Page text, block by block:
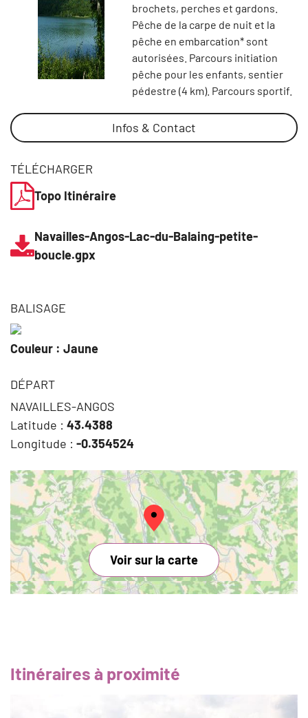
brochets, perches et gardons.
Pêche de la carpe de nuit et la
pêche en embarcation* sont
autorisées. Parcours initiation
pêche pour les enfants, sentier
pédestre (4 km). Parcours sportif.
Infos & Contact
TÉLÉCHARGER
Topo Itinéraire
Navailles-Angos-Lac-du-Balaing-petite-
boucle.gpx
BALISAGE
Couleur : Jaune
DÉPART
NAVAILLES-ANGOS
Latitude : 43.4388
Longitude : -0.354524
Voir sur la carte
Itinéraires à proximité